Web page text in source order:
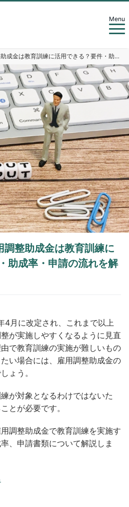
Menu
【2025最新】雇用調整助成金は教育訓練に活用できる？要件・助成率・申請の流れを解説
調整助成金は教育訓練に
助成率・申請の流れを解
4月に改定され、これまで以上
が実施しやすくなるように見直
で教育訓練の実施が難しいもの
い場合には、雇用調整助成金の
ょう。
が対象となるわけではないた
とが必要です。
調整助成金で教育訓練を実施す
、申請書類について解説しま